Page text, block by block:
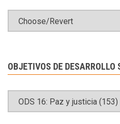
OBJETIVOS DE